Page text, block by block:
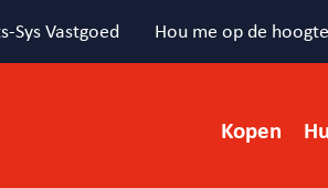
Sys Vastgoed Hou me op de hoogte
Kopen